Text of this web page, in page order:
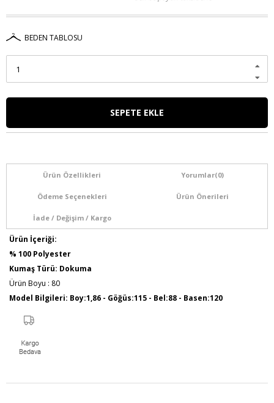
BEDEN TABLOSU
Ürün Özellikleri Yorumlar(0)
Ödeme Seçenekleri Ürün Önerileri
İade / Değişim / Kargo
Ürün İçeriği:
% 100 Polyester
Kumaş Türü: Dokuma
Ürün Boyu : 80
Model Bilgileri: Boy:1,86 - Göğüs:115 - Bel:88 - Basen:120